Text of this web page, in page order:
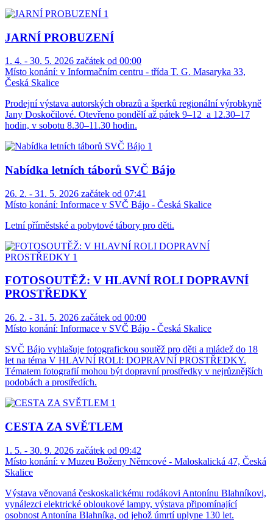
JARNÍ PROBUZENÍ
1. 4. - 30. 5. 2026 začátek od 00:00
Místo konání: v Informačním centru - třída T. G. Masaryka 33,
Česká Skalice
Prodejní výstava autorských obrazů a šperků regionální výrobkyně
Jany Doskočilové. Otevřeno pondělí až pátek 9–12 a 12.30–17
hodin, v sobotu 8.30–11.30 hodin.
Nabídka letních táborů SVČ Bájo
26. 2. - 31. 5. 2026 začátek od 07:41
Místo konání: Informace v SVČ Bájo - Česká Skalice
Letní příměstské a pobytové tábory pro děti.
FOTOSOUTĚŽ: V HLAVNÍ ROLI DOPRAVNÍ
PROSTŘEDKY
26. 2. - 31. 5. 2026 začátek od 00:00
Místo konání: Informace v SVČ Bájo - Česká Skalice
SVČ Bájo vyhlašuje fotografickou soutěž pro děti a mládež do 18
let na téma V HLAVNÍ ROLI: DOPRAVNÍ PROSTŘEDKY.
Tématem fotografií mohou být dopravní prostředky v nejrůznějších
podobách a prostředích.
CESTA ZA SVĚTLEM
1. 5. - 30. 9. 2026 začátek od 09:42
Místo konání: v Muzeu Boženy Němcové - Maloskalická 47, Česká
Skalice
Výstava věnovaná českoskalickému rodákovi Antonínu Blahníkovi,
vynálezci elektrické obloukové lampy, výstava připomínající
osobnost Antonína Blahníka, od jehož úmrtí uplyne 130 let.